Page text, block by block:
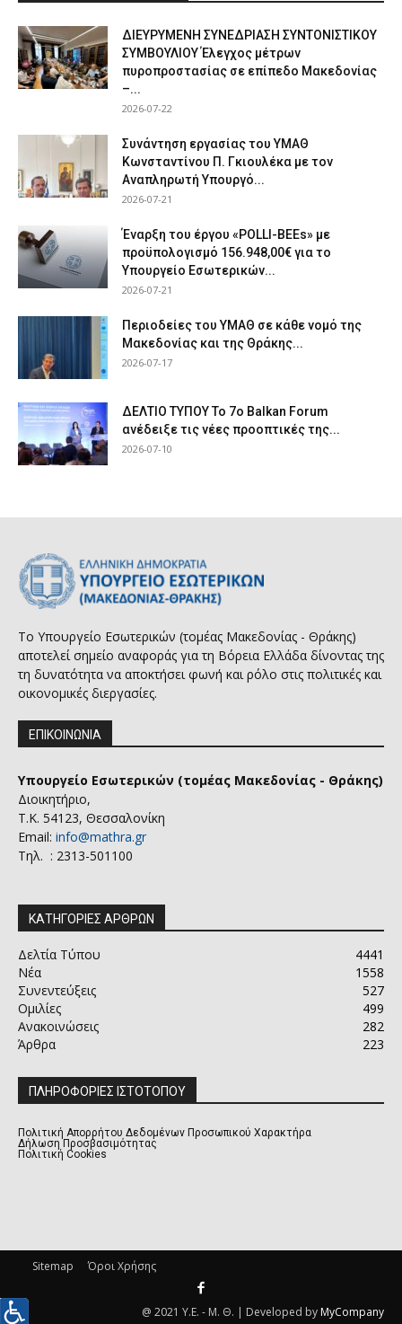
ΔΙΕΥΡΥΜΕΝΗ ΣΥΝΕΔΡΙΑΣΗ ΣΥΝΤΟΝΙΣΤΙΚΟΥ
ΣΥΜΒΟΥΛΙΟΥ Έλεγχος μέτρων
πυροπροστασίας σε επίπεδο Μακεδονίας
–...
2026-07-22
Συνάντηση εργασίας του ΥΜΑΘ
Κωνσταντίνου Π. Γκιουλέκα με τον
Αναπληρωτή Υπουργό...
2026-07-21
Έναρξη του έργου «POLLI-BEEs» με
προϋπολογισμό 156.948,00€ για το
Υπουργείο Εσωτερικών...
2026-07-21
Περιοδείες του ΥΜΑΘ σε κάθε νομό της
Μακεδονίας και της Θράκης...
2026-07-17
ΔΕΛΤΙΟ ΤΥΠΟΥ Το 7ο Balkan Forum
ανέδειξε τις νέες προοπτικές της...
2026-07-10
Το Υπουργείο Εσωτερικών (τομέας Μακεδονίας - Θράκης)
αποτελεί σημείο αναφοράς για τη Βόρεια Ελλάδα δίνοντας της
τη δυνατότητα να αποκτήσει φωνή και ρόλο στις πολιτικές και
οικονομικές διεργασίες.
ΕΠΙΚΟΙΝΩΝΙΑ
Υπουργείο Εσωτερικών (τομέας Μακεδονίας - Θράκης)
Διοικητήριο,
Τ.Κ. 54123, Θεσσαλονίκη
Email: info@mathra.gr
Τηλ. : 2313-501100
ΚΑΤΗΓΟΡΙΕΣ ΑΡΘΡΩΝ
Δελτία Τύπου
4441
Νέα
1558
Συνεντεύξεις
527
Ομιλίες
499
Ανακοινώσεις
282
Άρθρα
223
ΠΛΗΡΟΦΟΡΙΕΣ ΙΣΤΟΤΟΠΟΥ
Πολιτική Απορρήτου Δεδομένων Προσωπικού Χαρακτήρα
Δήλωση Προσβασιμότητας
Πολιτική Cookies
Sitemap Όροι Χρήσης
@ 2021 Υ.Ε. - Μ. Θ. | Developed by MyCompany